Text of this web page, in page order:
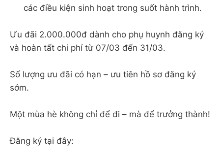
các điều kiện sinh hoạt trong suốt hành trình.
Ưu đãi 2.000.000đ dành cho phụ huynh đăng ký
và hoàn tất chi phí từ 07/03 đến 31/03.
Số lượng ưu đãi có hạn – ưu tiên hồ sơ đăng ký
sớm.
Một mùa hè không chỉ để đi – mà để trưởng thành!
Đăng ký tại đây: